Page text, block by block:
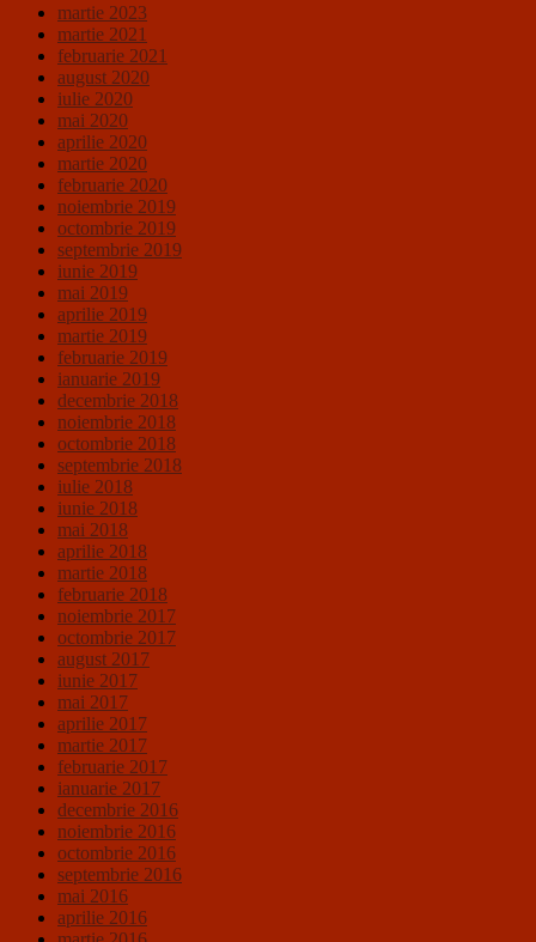
martie 2023
martie 2021
februarie 2021
august 2020
iulie 2020
mai 2020
aprilie 2020
martie 2020
februarie 2020
noiembrie 2019
octombrie 2019
septembrie 2019
iunie 2019
mai 2019
aprilie 2019
martie 2019
februarie 2019
ianuarie 2019
decembrie 2018
noiembrie 2018
octombrie 2018
septembrie 2018
iulie 2018
iunie 2018
mai 2018
aprilie 2018
martie 2018
februarie 2018
noiembrie 2017
octombrie 2017
august 2017
iunie 2017
mai 2017
aprilie 2017
martie 2017
februarie 2017
ianuarie 2017
decembrie 2016
noiembrie 2016
octombrie 2016
septembrie 2016
mai 2016
aprilie 2016